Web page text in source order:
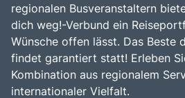
regionalen Busveranstaltern
dich weg!-Verbund ein
Wünsche offen lässt. Das Beste
findet garantiert statt! Erleben
Kombination aus regionalem
internationaler Vielfalt.